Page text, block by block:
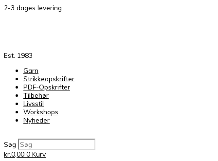
2-3 dages levering
Est. 1983
Garn
Strikkeopskrifter
PDF-Opskrifter
Tilbehør
Livsstil
Workshops
Nyheder
Søg
kr.0,00 0 Kurv